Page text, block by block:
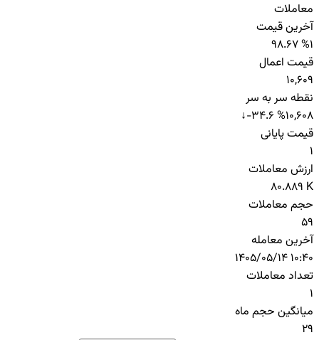
معاملات
آخرین قیمت
1
98.67 %
قیمت اعمال
10,609
نقطه سر به سر
10,608
↓-34.6 %
قیمت پایانی
1
ارزش معاملات
80.889 K
حجم معاملات
59
آخرین معامله
1405/05/14 10:40
تعداد معاملات
1
میانگین حجم ماه
29